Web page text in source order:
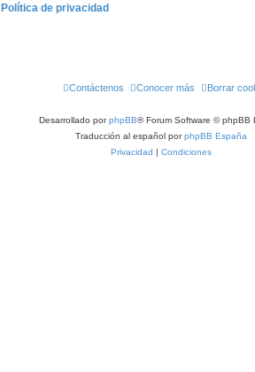
Política de privacidad
Borrar
Conocer más
Contáctenos
Desarrollado porphpBB® Forum Software © phpBB
Traducción al español porphpBB España
Privacidad | Condiciones